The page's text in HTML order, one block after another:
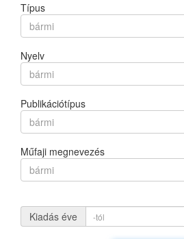
Típus
bármi
Nyelv
bármi
Publikációtípus
bármi
Műfaji megnevezés
bármi
Kiadás éve